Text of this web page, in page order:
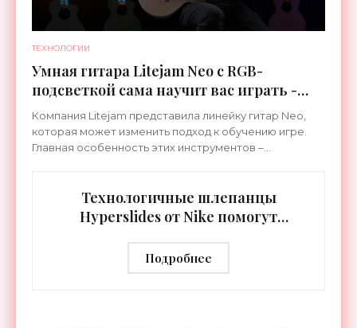
ТЕХНОЛОГИИ
Умная гитара Litejam Neo с RGB-
подсветкой сама научит вас играть -
«Гаджеты»
Компания Litejam представила линейку гитар Neo,
которая может изменить подход к обучению игре.
Главная особенность этих инструментов –
Технологичные шлепанцы
Hyperslides от Nike помогут
тренировки - «Гаджеты»
Подробнее